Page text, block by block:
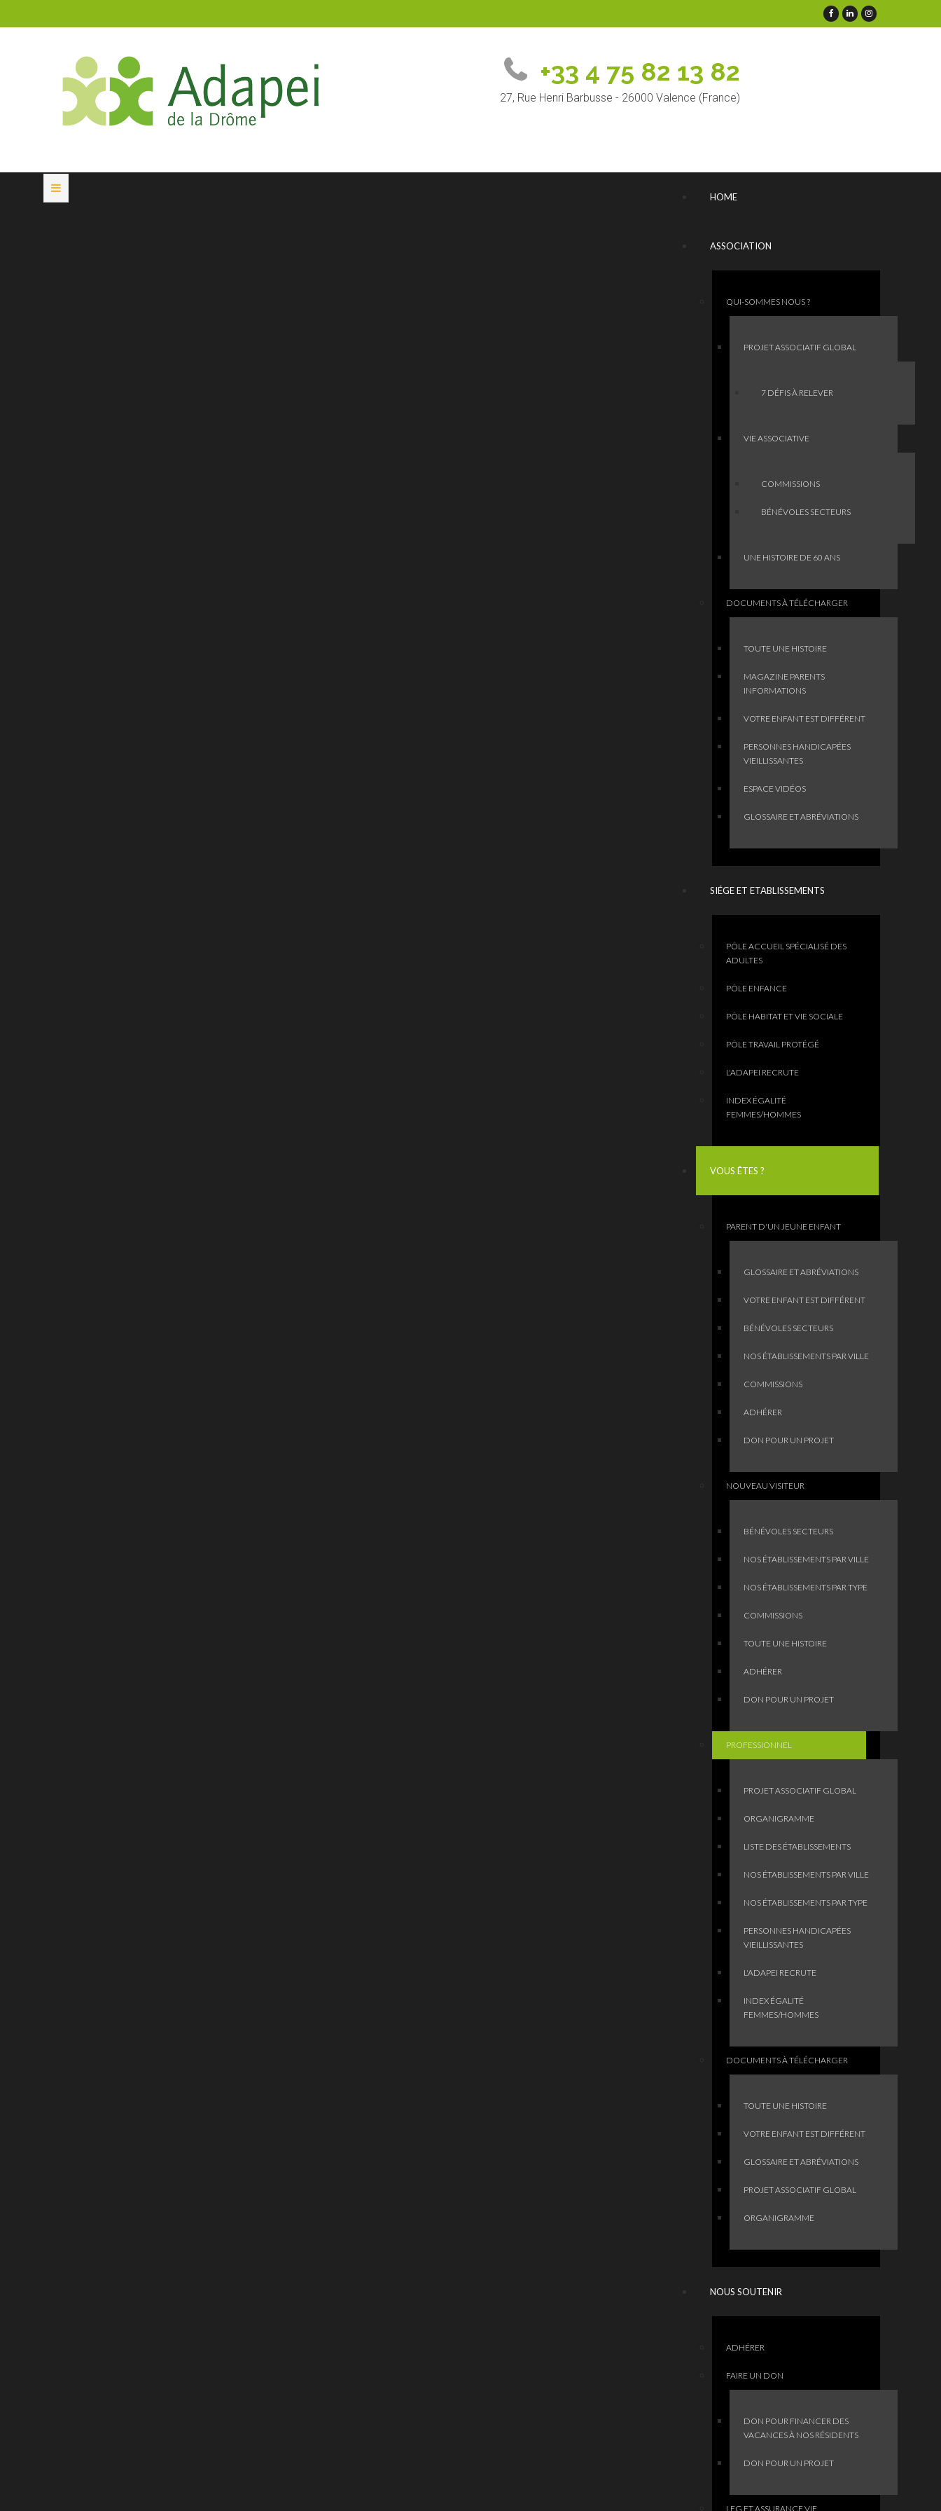
+33 4 75 82 13 82
27, Rue Henri Barbusse - 26000 Valence (France)
HOME
ASSOCIATION
QUI-SOMMES NOUS ?
PROJET ASSOCIATIF GLOBAL
7 DÉFIS À RELEVER
VIE ASSOCIATIVE
COMMISSIONS
BÉNÉVOLES SECTEURS
UNE HISTOIRE DE 60 ANS
DOCUMENTS À TÉLÉCHARGER
TOUTE UNE HISTOIRE
MAGAZINE PARENTS
INFORMATIONS
VOTRE ENFANT EST DIFFÉRENT
PERSONNES HANDICAPÉES
VIEILLISSANTES
ESPACE VIDÉOS
GLOSSAIRE ET ABRÉVIATIONS
SIÉGE ET ETABLISSEMENTS
PÔLE ACCUEIL SPÉCIALISÉ DES
ADULTES
PÔLE ENFANCE
PÔLE HABITAT ET VIE SOCIALE
PÔLE TRAVAIL PROTÉGÉ
L'ADAPEI RECRUTE
INDEX ÉGALITÉ
FEMMES/HOMMES
VOUS ÊTES ?
PARENT D'UN JEUNE ENFANT
GLOSSAIRE ET ABRÉVIATIONS
VOTRE ENFANT EST DIFFÉRENT
BÉNÉVOLES SECTEURS
NOS ÉTABLISSEMENTS PAR VILLE
COMMISSIONS
ADHÉRER
DON POUR UN PROJET
NOUVEAU VISITEUR
BÉNÉVOLES SECTEURS
NOS ÉTABLISSEMENTS PAR VILLE
NOS ÉTABLISSEMENTS PAR TYPE
COMMISSIONS
TOUTE UNE HISTOIRE
ADHÉRER
DON POUR UN PROJET
PROFESSIONNEL
PROJET ASSOCIATIF GLOBAL
ORGANIGRAMME
LISTE DES ÉTABLISSEMENTS
NOS ÉTABLISSEMENTS PAR VILLE
NOS ÉTABLISSEMENTS PAR TYPE
PERSONNES HANDICAPÉES
VIEILLISSANTES
L'ADAPEI RECRUTE
INDEX ÉGALITÉ
FEMMES/HOMMES
DOCUMENTS À TÉLÉCHARGER
TOUTE UNE HISTOIRE
VOTRE ENFANT EST DIFFÉRENT
GLOSSAIRE ET ABRÉVIATIONS
PROJET ASSOCIATIF GLOBAL
ORGANIGRAMME
NOUS SOUTENIR
ADHÉRER
FAIRE UN DON
DON POUR FINANCER DES
VACANCES À NOS RÉSIDENTS
DON POUR UN PROJET
LEG ET ASSURANCE VIE